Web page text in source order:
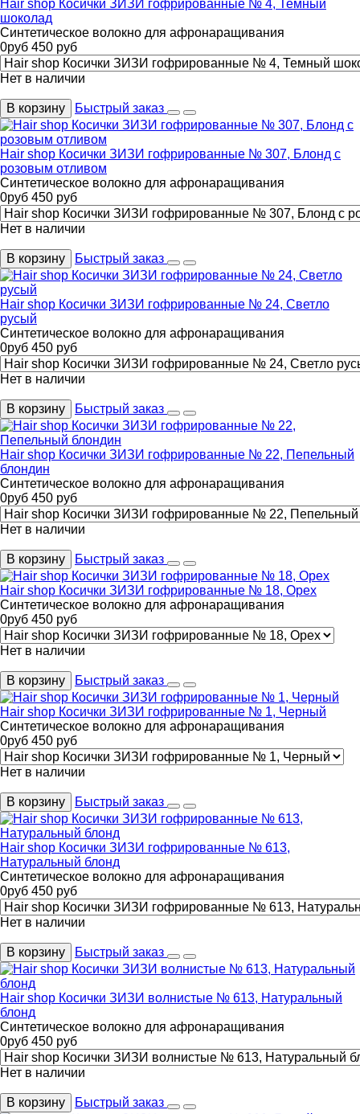
Hair shop Косички ЗИЗИ гофрированные № 4, Темный
шоколад
Синтетическое волокно для афронаращивания
0руб 450 руб
Нет в наличии
В корзину Быстрый заказ
Hair shop Косички ЗИЗИ гофрированные № 307, Блонд с
розовым отливом
Синтетическое волокно для афронаращивания
0руб 450 руб
Нет в наличии
В корзину Быстрый заказ
Hair shop Косички ЗИЗИ гофрированные № 24, Светло
русый
Синтетическое волокно для афронаращивания
0руб 450 руб
Нет в наличии
В корзину Быстрый заказ
Hair shop Косички ЗИЗИ гофрированные № 22, Пепельный
блондин
Синтетическое волокно для афронаращивания
0руб 450 руб
Нет в наличии
В корзину Быстрый заказ
Hair shop Косички ЗИЗИ гофрированные № 18, Орех
Синтетическое волокно для афронаращивания
0руб 450 руб
Нет в наличии
В корзину Быстрый заказ
Hair shop Косички ЗИЗИ гофрированные № 1, Черный
Синтетическое волокно для афронаращивания
0руб 450 руб
Нет в наличии
В корзину Быстрый заказ
Hair shop Косички ЗИЗИ гофрированные № 613,
Натуральный блонд
Синтетическое волокно для афронаращивания
0руб 450 руб
Нет в наличии
В корзину Быстрый заказ
Hair shop Косички ЗИЗИ волнистые № 613, Натуральный
блонд
Синтетическое волокно для афронаращивания
0руб 450 руб
Нет в наличии
В корзину Быстрый заказ